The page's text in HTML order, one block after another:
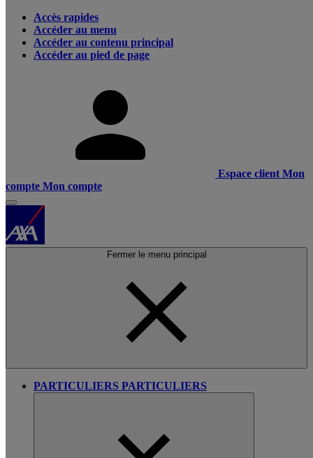
Accès rapides
Accéder au menu
Accéder au contenu principal
Accéder au pied de page
Espace client Mon
compte Mon compte
Fermer le menu principal
PARTICULIERS PARTICULIERS